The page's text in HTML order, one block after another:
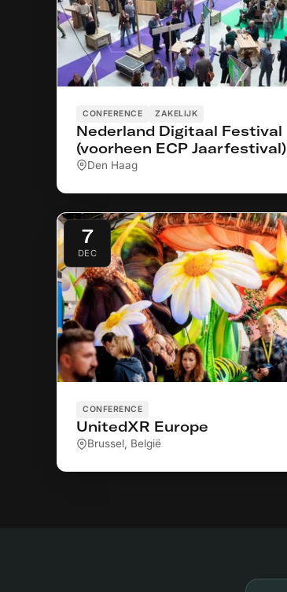
CONFERENCE ZAKELIJK
Nederland Digitaal Festival
(voorheen ECP Jaarfestival)
Den Haag
7
DEC
CONFERENCE
UnitedXR Europe
Brussel, België